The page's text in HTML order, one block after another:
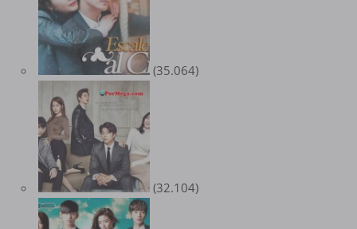
(35.064)
(32.104)